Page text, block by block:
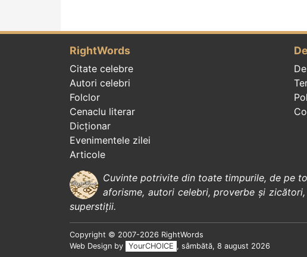
RightWords
Citate celebre
Autori celebri
Folclor
Cenaclu literar
Dicționar
Evenimentele zilei
Articole
Cuvinte potrivite din toate timpurile, de pe
aforisme, autori celebri,proverbe și zicători,
superstiții.
Copyright © 2007-2026 RightWords
Web Design by
YourCHOICE , sâmbătă, 8 august 2026